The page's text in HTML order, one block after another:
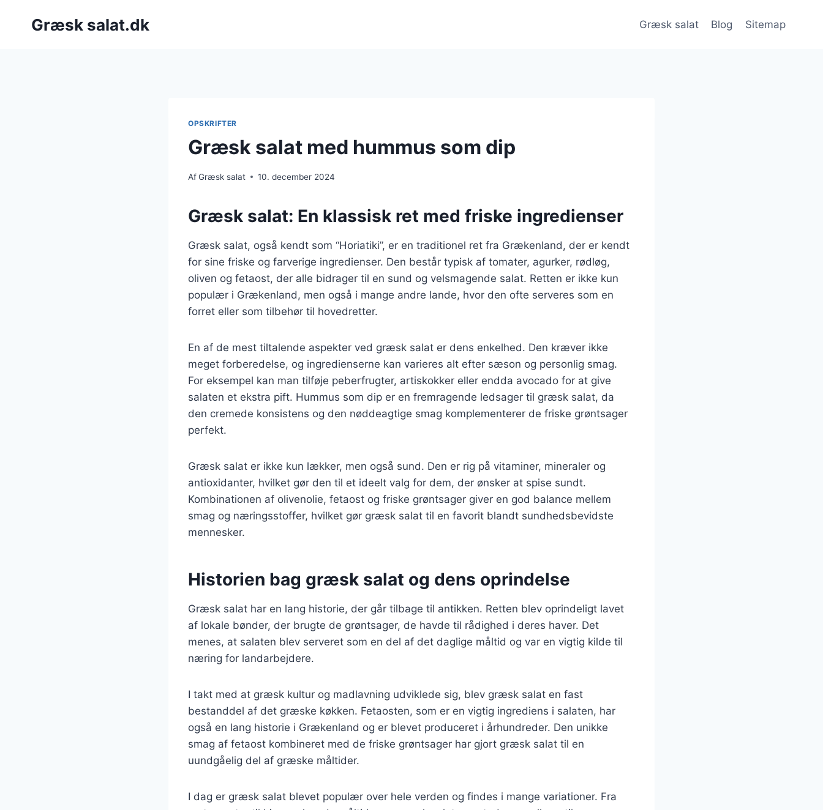
Græsk salat.dk Græsk salat Blog Sitemap
OPSKRIFTER
Græsk salat med hummus som dip
AfGræsk salat 10. december 2024
Græsk salat: En klassisk ret med friske ingredienser
Græsk salat, også kendt som “Horiatiki”, er en traditionel ret fra Grækenland, der er kendt
for sine friske og farverige ingredienser. Den består typisk af tomater, agurker, rødløg,
oliven og fetaost, der alle bidrager til en sund og velsmagende salat. Retten er ikke kun
populær i Grækenland, men også i mange andre lande, hvor den ofte serveres som en
forret eller som tilbehør til hovedretter.
En af de mest tiltalende aspekter ved græsk salat er dens enkelhed. Den kræver ikke
meget forberedelse, og ingredienserne kan varieres alt efter sæson og personlig smag.
For eksempel kan man tilføje peberfrugter, artiskokker eller endda avocado for at give
salaten et ekstra pift. Hummus som dip er en fremragende ledsager til græsk salat, da
den cremede konsistens og den nøddeagtige smag komplementerer de friske grøntsager
perfekt.
Græsk salat er ikke kun lækker, men også sund. Den er rig på vitaminer, mineraler og
antioxidanter, hvilket gør den til et ideelt valg for dem, der ønsker at spise sundt.
Kombinationen af olivenolie, fetaost og friske grøntsager giver en god balance mellem
smag og næringsstoffer, hvilket gør græsk salat til en favorit blandt sundhedsbevidste
mennesker.
Historien bag græsk salat og dens oprindelse
Græsk salat har en lang historie, der går tilbage til antikken. Retten blev oprindeligt lavet
af lokale bønder, der brugte de grøntsager, de havde til rådighed i deres haver. Det
menes, at salaten blev serveret som en del af det daglige måltid og var en vigtig kilde til
næring for landarbejdere.
I takt med at græsk kultur og madlavning udviklede sig, blev græsk salat en fast
bestanddel af det græske køkken. Fetaosten, som er en vigtig ingrediens i salaten, har
også en lang historie i Grækenland og er blevet produceret i århundreder. Den unikke
smag af fetaost kombineret med de friske grøntsager har gjort græsk salat til en
uundgåelig del af græske måltider.
I dag er græsk salat blevet populær over hele verden og findes i mange variationer. Fra